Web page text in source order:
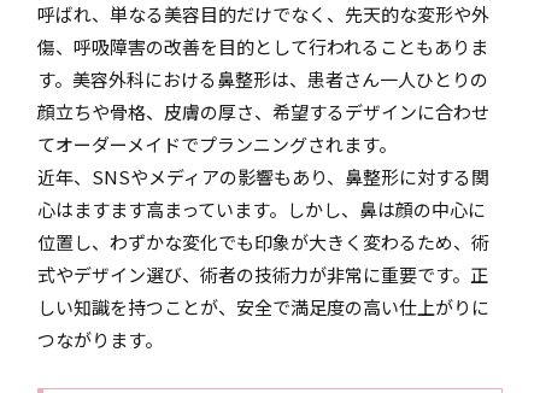
呼ばれ、単なる美容目的だけでなく、先天的な変形や外
傷、呼吸障害の改善を目的として行われることもありま
す。美容外科における鼻整形は、患者さん一人ひとりの
顔立ちや骨格、皮膚の厚さ、希望するデザインに合わせ
てオーダーメイドでプランニングされます。
近年、SNSやメディアの影響もあり、鼻整形に対する関
心はますます高まっています。しかし、鼻は顔の中心に
位置し、わずかな変化でも印象が大きく変わるため、術
式やデザイン選び、術者の技術力が非常に重要です。正
しい知識を持つことが、安全で満足度の高い仕上がりに
つながります。